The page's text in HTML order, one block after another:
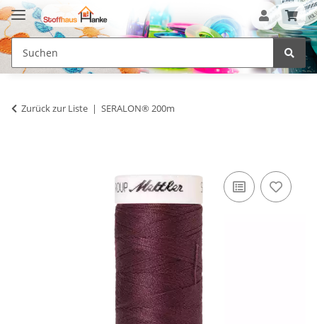
Zurück zur Liste SERALON® 200m